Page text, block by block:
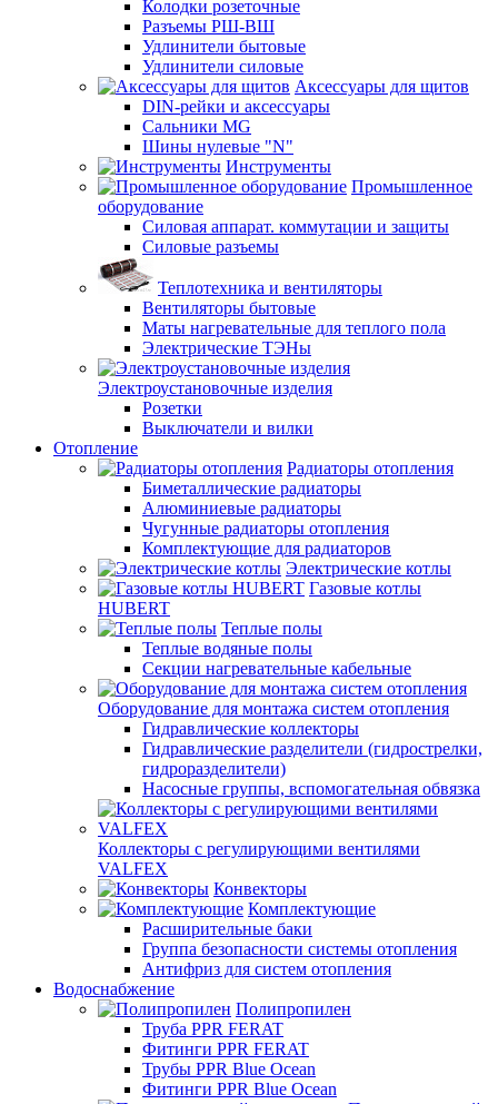
Колодки розеточные
Разъемы РШ-ВШ
Удлинители бытовые
Удлинители силовые
Аксессуары для щитов
DIN-рейки и аксессуары
Сальники MG
Шины нулевые "N"
Инструменты
Промышленное
оборудование
Силовая аппарат. коммутации и защиты
Силовые разъемы
Теплотехника и вентиляторы
Вентиляторы бытовые
Маты нагревательные для теплого пола
Электрические ТЭНы
Электроустановочные изделия
Розетки
Выключатели и вилки
Отопление
Радиаторы отопления
Биметаллические радиаторы
Алюминиевые радиаторы
Чугунные радиаторы отопления
Комплектующие для радиаторов
Электрические котлы
Газовые котлы
HUBERT
Теплые полы
Теплые водяные полы
Секции нагревательные кабельные
Оборудование для монтажа систем отопления
Гидравлические коллекторы
Гидравлические разделители (гидрострелки,
гидроразделители)
Насосные группы, вспомогательная обвязка
Коллекторы с регулирующими вентилями
VALFEX
Конвекторы
Комплектующие
Расширительные баки
Группа безопасности системы отопления
Антифриз для систем отопления
Водоснабжение
Полипропилен
Труба PPR FERAT
Фитинги PPR FERAT
Трубы PPR Blue Ocean
Фитинги PPR Blue Ocean